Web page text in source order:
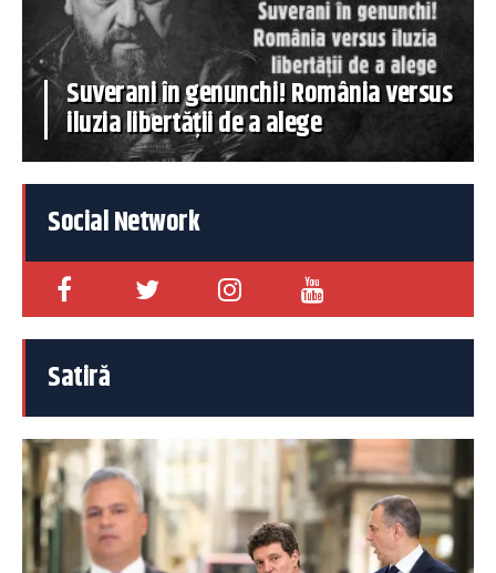
Suverani în genunchi! România versus
iluzia libertății de a alege
Social Network
Satiră